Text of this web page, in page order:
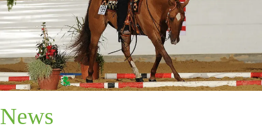
News